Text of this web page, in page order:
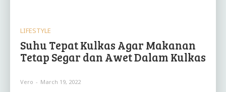
LIFESTYLE
Suhu Tepat Kulkas Agar Makanan
Tetap Segar dan Awet Dalam Kulkas
Vero - March 19, 2022